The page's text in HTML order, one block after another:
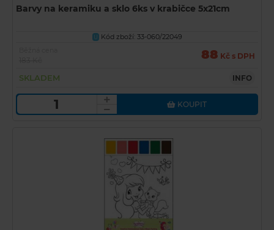
Barvy na keramiku a sklo 6ks v krabičce 5x21cm
U Kód zboží: 33-060/22049
88 Kč s DPH
SKLADEM INFO
KOUPIT